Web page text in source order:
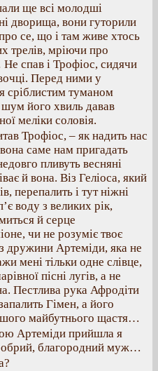
ще всі молодші
дворища, вони гуторили
се, що і там живе хтось
трелів, мріючи про
Не спав і Трофіос, сидячи
Перед ними у
сріблистим туманом
його хвиль давав
меліки соловія.
Трофіос, – як надить нас
саме нам пригадать
пливуть весняні
й вона. Віз Геліоса, який
перепалить і тут ніжні
воду з великих рік,
й серце
чи не розуміє твоє
дружини Артеміди, яка не
мені тільки одне слівце,
пісні лугів, а не
Пестлива рука Афродіти
Гімен, а його
майбутнього щастя…
Артеміди прийшла я
благородний муж…